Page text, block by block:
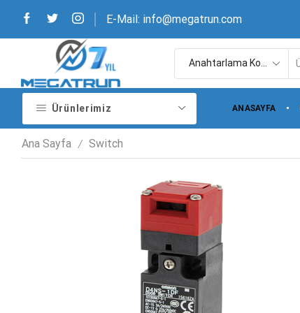
E-Mail: info@megatrun.com
Ürünlerimiz ANASAYFA
Ana Sayfa / Switch